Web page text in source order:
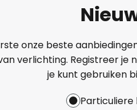
onze beste
verlichting. Registreer je
je kunt gebruiken
Particuliere